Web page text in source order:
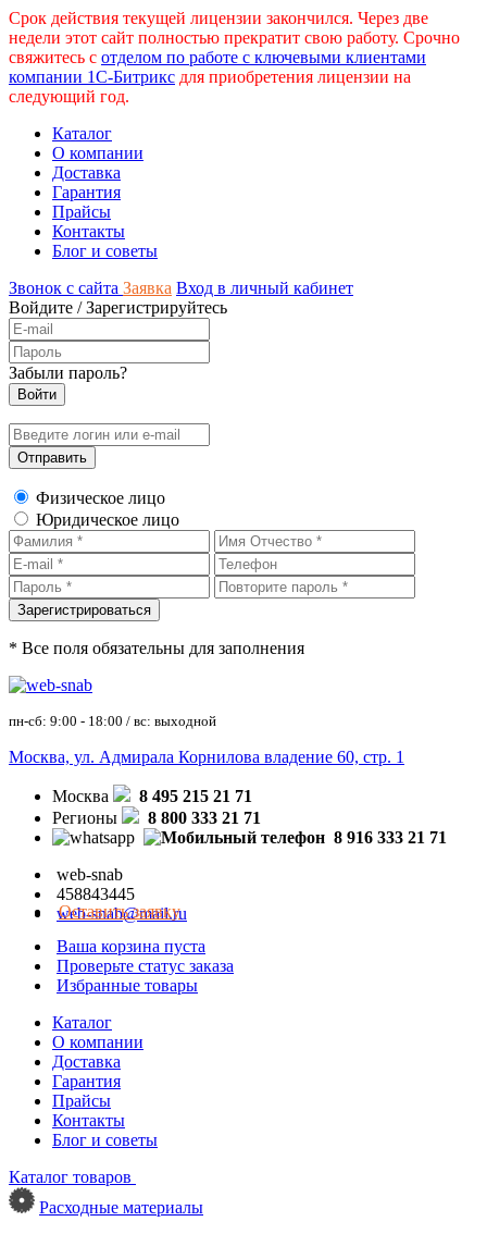
Срок действия текущей лицензии закончился. Через две
недели этот сайт полностью прекратит свою работу. Срочно
свяжитесь с отделом по работе с ключевыми клиентами
компании 1С-Битрикс для приобретения лицензии на
следующий год.
Каталог
О компании
Доставка
Гарантия
Прайсы
Контакты
Блог и советы
Звонок с сайта Заявка Вход в личный кабинет
Войдите /Зарегистрируйтесь
Забыли пароль?
Физическое лицо
Юридическое лицо
* Все поля обязательны для заполнения
пн-сб: 9:00 - 18:00 / вс: выходной
Москва, ул. Адмирала Корнилова владение 60, стр. 1
Москва
8 495 215 21 71
Регионы
8 800 333 21 71
8 916 333 21 71
web-snab
458843445
web-snab@mail.ru
Оставить заявку
Ваша корзина пуста
Проверьте статус заказа
Избранные товары
Каталог
О компании
Доставка
Гарантия
Прайсы
Контакты
Блог и советы
Каталог товаров
Расходные материалы